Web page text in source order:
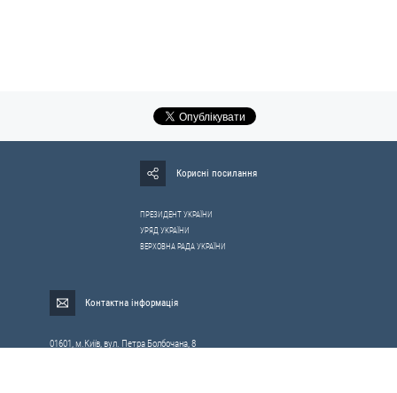
Корисні посилання
ПРЕЗИДЕНТ УКРАЇНИ
УРЯД УКРАЇНИ
ВЕРХОВНА РАДА УКРАЇНИ
Контактна інформація
01601, м.Київ, вул. Петра Болбочана, 8